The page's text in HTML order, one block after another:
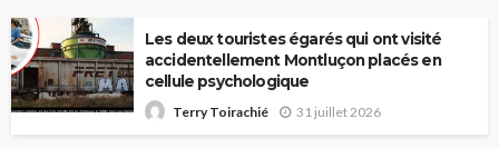
Les deux touristes égarés qui ont visité
accidentellement Montluçon placés en
cellule psychologique
Terry Toirachié 31 juillet 2026